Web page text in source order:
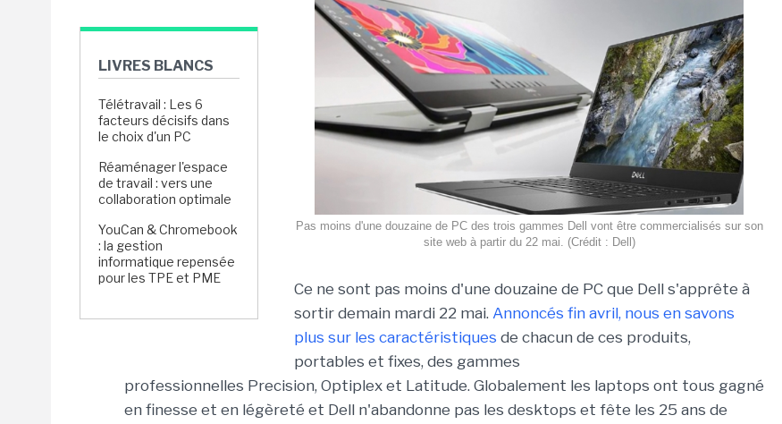
LIVRES BLANCS
Télétravail : Les 6
facteurs décisifs dans
le choix d'un PC
Réaménager l'espace
de travail : vers une
collaboration optimale
YouCan & Chromebook
: la gestion
informatique repensée
pour les TPE et PME
Pas moins d'une douzaine de PC des trois gammes Dell vont être commercialisés sur son
site web à partir du 22 mai. (Crédit : Dell)
Ce ne sont pas moins d'une douzaine de PC que Dell s'apprête à
sortir demain mardi 22 mai. Annoncés fin avril, nous en savons
plus sur les caractéristiques de chacun de ces produits,
portables et fixes, des gammes
professionnelles Precision, Optiplex et Latitude. Globalement les laptops ont tous gagné
en finesse et en légèreté et Dell n'abandonne pas les desktops et fête les 25 ans de